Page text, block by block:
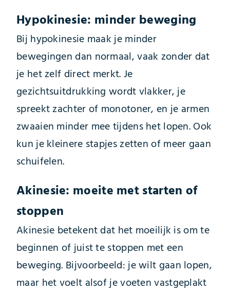
Hypokinesie: minder beweging
Bij hypokinesie maak je minder
bewegingen dan normaal, vaak zonder dat
je het zelf direct merkt. Je
gezichtsuitdrukking wordt vlakker, je
spreekt zachter of monotoner, en je armen
zwaaien minder mee tijdens het lopen. Ook
kun je kleinere stapjes zetten of meer gaan
schuifelen.
Akinesie: moeite met starten of
stoppen
Akinesie betekent dat het moeilijk is om te
beginnen of juist te stoppen met een
beweging. Bijvoorbeeld: je wilt gaan lopen,
maar het voelt alsof je voeten vastgeplakt